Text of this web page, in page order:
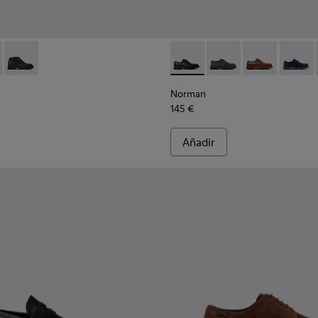
001 - Botines de piel negros para hombre.
K300493-007
Dean - K300493-006 Norman - K100998-001 -
Norman - K100998-
Norman -
Norman
145 €
Añadir